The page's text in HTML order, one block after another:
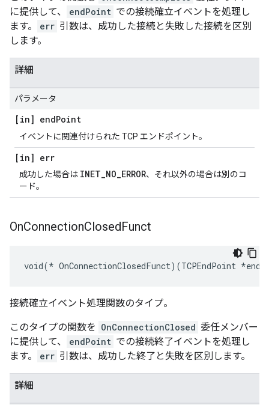
に提供して、
endPoint での接続確立イベントを処理し
ます。
err 引数は、成功した接続と失敗した接続を区別
します。
詳細
パラメータ
[in] endPoint
イベントに関連付けられた TCP エンドポイント。
[in] err
成功した場合は INET_NO_ERROR、それ以外の場合は別のコ
ード。
OnConnectionClosedFunct
void(* OnConnectionClosedFunct)(TCPEndPoint
接続確立イベント処理関数のタイプ。
このタイプの関数を OnConnectionClosed 委任メンバー
に提供して、
endPoint での接続終了イベントを処理し
ます。
err 引数は、成功した終了と失敗を区別します。
詳細